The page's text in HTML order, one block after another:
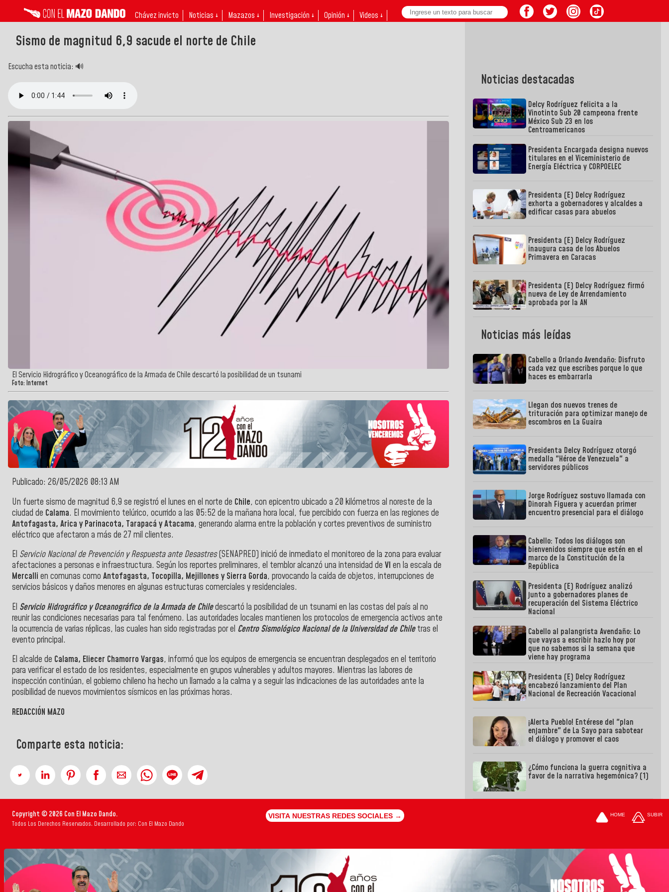
Chávez invicto Noticias ↓ Mazazos ↓ Investigación ↓ Opinión ↓ Videos ↓
Sismo de magnitud 6,9 sacude el norte de Chile
Escucha esta noticia: 🔊
El Servicio Hidrográfico y Oceanográfico de la Armada de Chile descartó la posibilidad de un tsunami
Foto: Internet
Publicado: 26/05/2026 08:13 AM
Un fuerte sismo de magnitud 6,9 se registró el lunes en el norte de Chile, con epicentro ubicado a 20 kilómetros al noreste de la
ciudad de Calama. El movimiento telúrico, ocurrido a las 05:52 de la mañana hora local, fue percibido con fuerza en las regiones de
Antofagasta, Arica y Parinacota, Tarapacá y Atacama, generando alarma entre la población y cortes preventivos de suministro
eléctrico que afectaron a más de 27 mil clientes.
El Servicio Nacional de Prevención y Respuesta ante Desastres(SENAPRED) inició de inmediato el monitoreo de la zona para evaluar
afectaciones a personas e infraestructura. Según los reportes preliminares, el temblor alcanzó una intensidad de VI en la escala de
Mercalli en comunas como Antofagasta, Tocopilla, Mejillones y Sierra Gorda, provocando la caída de objetos, interrupciones de
servicios básicos y daños menores en algunas estructuras comerciales y residenciales.
El Servicio Hidrográfico y Oceanográfico de la Armada de Chiledescartó la posibilidad de un tsunami en las costas del país al no
reunir las condiciones necesarias para tal fenómeno. Las autoridades locales mantienen los protocolos de emergencia activos ante
la ocurrencia de varias réplicas, las cuales han sido registradas por el Centro Sismológico Nacional de la Universidad de Chiletras el
evento principal.
El alcalde de Calama, Eliecer Chamorro Vargas, informó que los equipos de emergencia se encuentran desplegados en el territorio
para verificar el estado de los residentes, especialmente en grupos vulnerables y adultos mayores. Mientras las labores de
inspección continúan, el gobierno chileno ha hecho un llamado a la calma y a seguir las indicaciones de las autoridades ante la
posibilidad de nuevos movimientos sísmicos en las próximas horas.
REDACCIÓN MAZO
Comparte esta noticia:
Noticias destacadas
Delcy Rodríguez felicita a la
Vinotinto Sub 20 campeona frente
México Sub 23 en los
Centroamericanos
Presidenta Encargada designa nuevos
titulares en el Viceministerio de
Energía Eléctrica y CORPOELEC
Presidenta (E) Delcy Rodríguez
exhorta a gobernadores y alcaldes a
edificar casas para abuelos
Presidenta (E) Delcy Rodríguez
inaugura casa de los Abuelos
Primavera en Caracas
Presidenta (E) Delcy Rodríguez firmó
nueva de Ley de Arrendamiento
aprobada por la AN
Noticias más leídas
Cabello a Orlando Avendaño: Disfruto
cada vez que escribes porque lo que
haces es embarrarla
Llegan dos nuevos trenes de
trituración para optimizar manejo de
escombros en La Guaira
Presidenta Delcy Rodríguez otorgó
medalla "Héroe de Venezuela" a
servidores públicos
Jorge Rodríguez sostuvo llamada con
Dinorah Figuera y acuerdan primer
encuentro presencial para el diálogo
Cabello: Todos los diálogos son
bienvenidos siempre que estén en el
marco de la Constitución de la
República
Presidenta (E) Rodríguez analizó
junto a gobernadores planes de
recuperación del Sistema Eléctrico
Nacional
Cabello al palangrista Avendaño: Lo
que vayas a escribir hazlo hoy por
que no sabemos si la semana que
viene hay programa
Presidenta (E) Delcy Rodríguez
encabezó lanzamiento del Plan
Nacional de Recreación Vacacional
¡Alerta Pueblo! Entérese del "plan
enjambre" de La Sayo para sabotear
el diálogo y promover el caos
¿Cómo funciona la guerra cognitiva a
favor de la narrativa hegemónica? (1)
Copyright © 2026 Con El Mazo Dando.
Todos Los Derechos Reservados. Desarrollado por: Con El Mazo Dando
VISITA NUESTRAS REDES SOCIALES → HOME SUBIR